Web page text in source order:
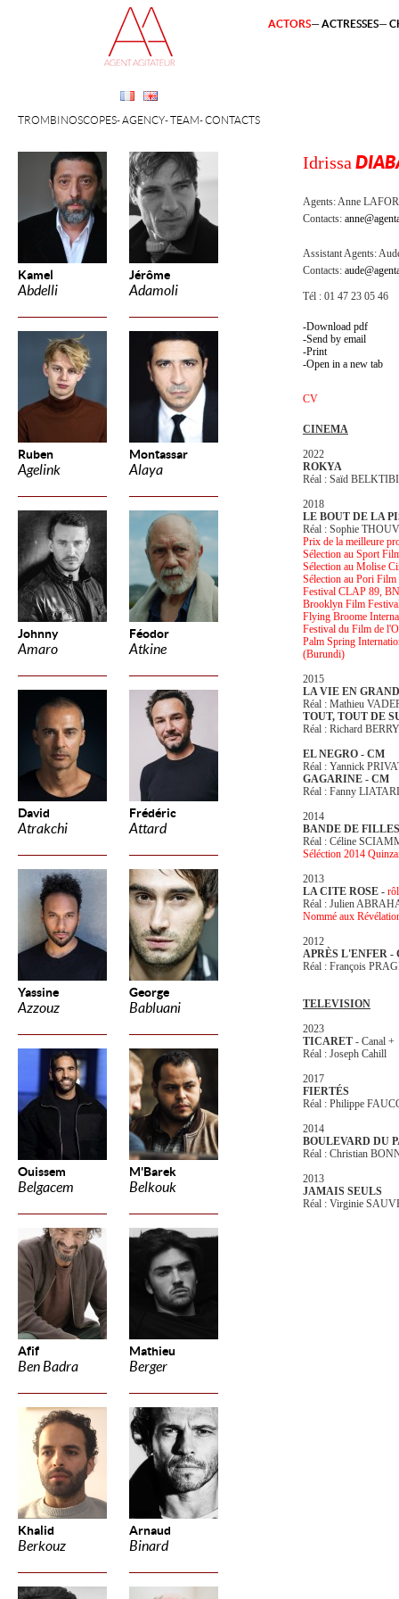
Kamel
Abdelli
Jérôme
Adamoli
Ruben
Agelink
Montassar
Alaya
Johnny
Amaro
Féodor
Atkine
David
Atrakchi
Frédéric
Attard
Yassine
Azzouz
George
Babluani
Ouissem
Belgacem
M'Barek
Belkouk
Afif
Ben Badra
Mathieu
Berger
Khalid
Berkouz
Arnaud
Binard
TROMBINOSCOPES AGENCY TEAM CONTACTS
ACTORS ACTRESSES
Idrissa
Agents:Anne
Contacts:
Assistant Agents:
Contacts:
Tél : 01 47 23 05 46
Download pdf
Send by email
Print
Open in a new tab
CV
CINEMA
2022
ROKYA
Réal : Saïd
2018
LE BOUT DE LA
Réal : Sophie
Prix de la meilleure
Sélection au Sport
Sélection au Molise
Sélection au Pori
Festival CLAP 89,
Brooklyn Film
Flying Broome
Festival du Film de
Palm Spring
(Burundi)
2015
LA VIE EN GRAND
Réal : Mathieu
TOUT, TOUT DE
Réal : Richard BERRY
EL NEGRO - CM
Réal : Yannick
GAGARINE - CM
Réal : Fanny
2014
BANDE DE FILLES
Réal : Céline
Séléction 2014
2013
LA CITE ROSE -
Réal : Julien
Nommé aux
2012
APRÈS L'ENFER -
Réal : François
TELEVISION
2023
TICARET - Canal +
Réal : Joseph Cahill
2017
FIERTÉS
Réal : Philippe
2014
BOULEVARD DU
Réal : Christian
2013
JAMAIS SEULS
Réal : Virginie